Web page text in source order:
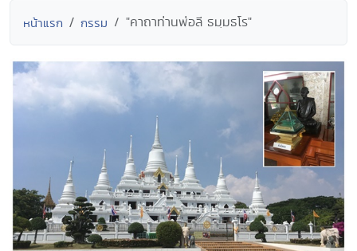
หน้าแรก กรรม "คาถาท่านพ่อลี ธมฺมธโร"